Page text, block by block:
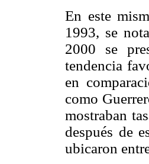
En este
1993, se
2000 se
tendencia
en
como
mostraban
después de
ubicaron